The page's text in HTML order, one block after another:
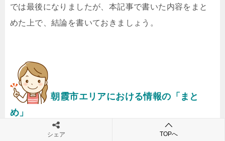
では最後になりましたが、本記事で書いた内容をまと
めた上で、結論を書いておきましょう。
朝霞市エリアにおける情報の「まと
め」
シェア TOPへ